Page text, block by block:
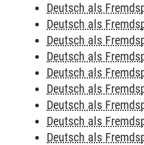
Deutsch als
Deutsch als
Deutsch als
Deutsch als
Deutsch als
Deutsch als
Deutsch als
Deutsch als
Deutsch als